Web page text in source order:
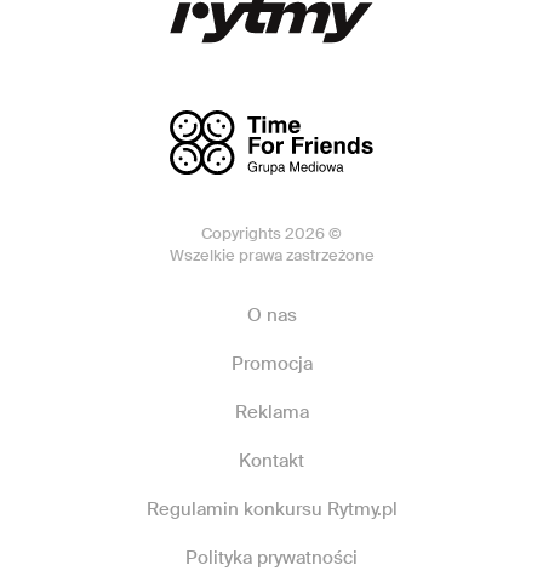
Copyrights 2026 ©
Wszelkie prawa zastrzeżone
O nas
Promocja
Reklama
Kontakt
Regulamin konkursu Rytmy.pl
Polityka prywatności